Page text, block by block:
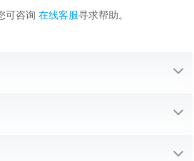
可咨询 在线客服寻求帮助。